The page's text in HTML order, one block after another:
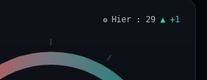
Hier : 29 ▲ +1